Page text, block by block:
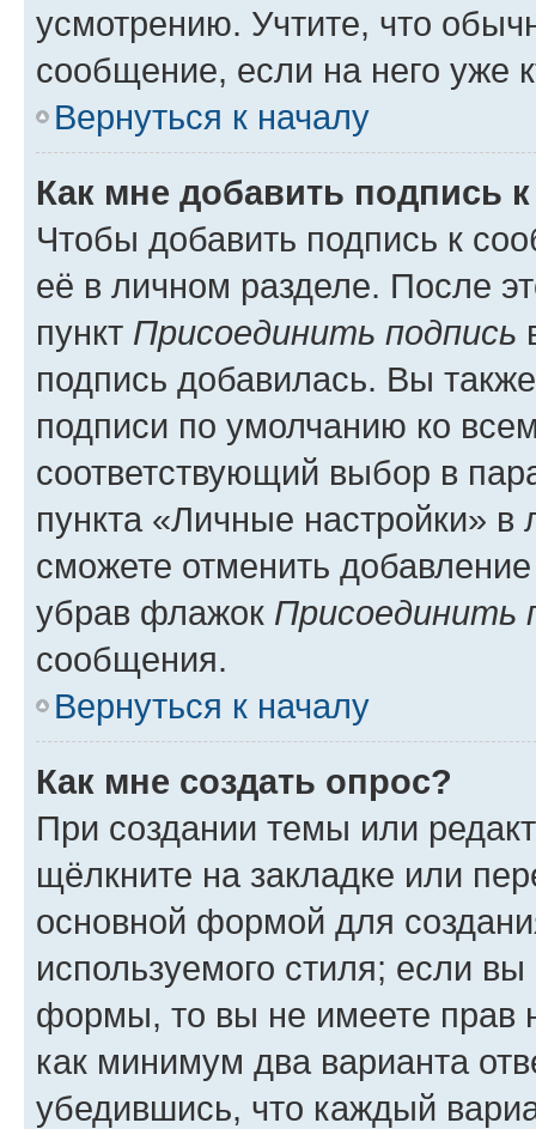
усмотрению. Учтите, что
сообщение, если на него уже
Вернуться к началу
Как мне добавить подпись
Чтобы добавить подпись к
её в личном разделе. После
пункт Присоединить подпись
подпись добавилась. Вы
подписи по умолчанию ко
соответствующий выбор в
пункта «Личные настройки»
сможете отменить
убрав флажок Присоединить
сообщения.
Вернуться к началу
Как мне создать опрос?
При создании темы или
щёлкните на закладке или
основной формой для
используемого стиля; если
формы, то вы не имеете прав
как минимум два варианта
убедившись, что каждый